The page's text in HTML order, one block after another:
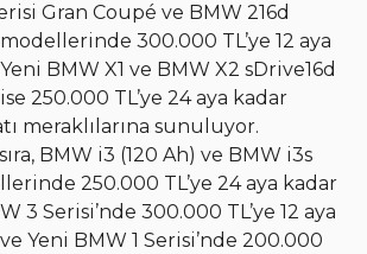
Gran Coupé ve BMW 216d
300.000 TL’ye 12 aya
BMW X1 ve BMW X2 sDrive16d
250.000 TL’ye 24 aya kadar
meraklılarına sunuluyor.
BMW i3 (120 Ah) ve BMW i3s
250.000 TL’ye 24 aya kadar
3 Serisi’nde 300.000 TL’ye 12 aya
Yeni BMW 1 Serisi’nde 200.000